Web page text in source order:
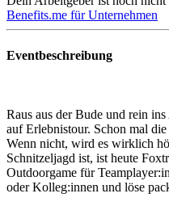
Benefits.me für Unternehmen
Eventbeschreibung
Raus aus der Bude und rein
auf Erlebnistour. Schon mal
Wenn nicht, wird es wirklich
Schnitzeljagd ist, ist heute
Outdoorgame für
oder Kolleg:innen und löse